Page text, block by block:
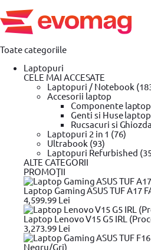
Toate categoriile
Laptopuri
CELE MAI ACCESATE
Laptopuri / Notebook
Accesorii laptop
Componente
Genti si Huse
Rucsacuri si
Laptopuri 2 in 1 (76)
Ultrabook (93)
Laptopuri Refurbished
ALTE CATEGORII
PROMOŢII
Laptop Gaming ASUS TUF A17
4,599.99 Lei
Laptop Lenovo V15 G5 IRL
3,273.99 Lei
Prima pagina »Unelte si scule »
Cleste taiat Yato PVC 75 mm teflonat